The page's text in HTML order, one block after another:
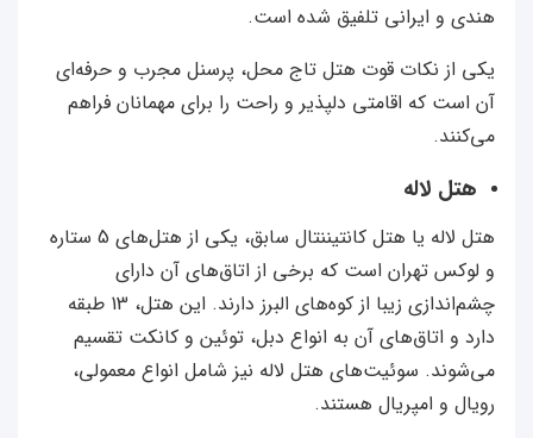
هندی و ایرانی تلفیق شده است.
یکی از نکات قوت هتل تاج محل، پرسنل مجرب و حرفه‌ای
آن است که اقامتی دلپذیر و راحت را برای مهمانان فراهم
می‌کنند.
هتل لاله
هتل لاله یا هتل کانتیننتال سابق، یکی از هتل‌های 5 ستاره
و لوکس تهران است که برخی از اتاق‌های آن دارای
چشم‌اندازی زیبا از کوه‌های البرز دارند. این هتل، 13 طبقه
دارد و اتاق‌های آن به انواع دبل، توئین و کانکت تقسیم
می‌شوند. سوئیت‌های هتل لاله نیز شامل انواع معمولی،
رویال و امپریال هستند.